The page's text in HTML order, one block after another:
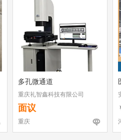
多孔微通道
重庆礼智鑫科技有限公司
面议
重庆